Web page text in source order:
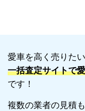
愛車を高く売りた
一括査定サイトで
です！
複数の業者の見積